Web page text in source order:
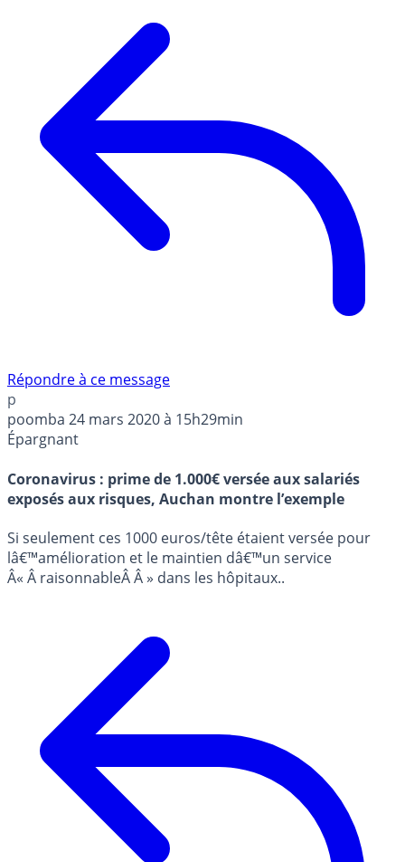
Répondre à ce message
p
poomba 24 mars 2020 à 15h29min
Épargnant
Coronavirus : prime de 1.000€ versée aux salariés
exposés aux risques, Auchan montre l’exemple
Si seulement ces 1000 euros/tête étaient versée pour
lâ€™amélioration et le maintien dâ€™un service
Â« Â raisonnableÂ Â » dans les hôpitaux..